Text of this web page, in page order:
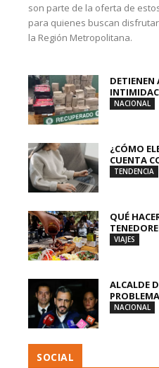
son parte de la oferta de
para quienes buscan
la Región Metropolitana.
DETIENEN
NACIONAL
¿CÓMO
CUENTA
TENDENCIA
QUÉ
VIAJES
ALCALDE
NACIONAL
SOCIAL